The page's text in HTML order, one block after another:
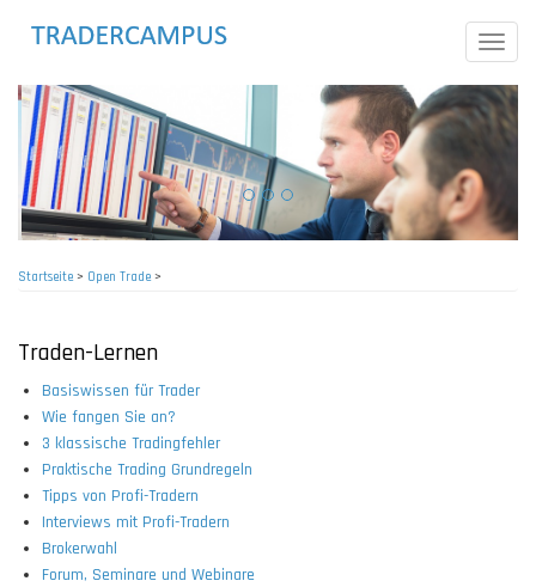
Toggle
Startseite> Open Trade>
Traden-Lernen
Basiswissen für Trader
Wie fangen Sie an?
3 klassische Tradingfehler
Praktische Trading Grundregeln
Tipps von Profi-Tradern
Interviews mit Profi-Tradern
Brokerwahl
Forum, Seminare und Webinare